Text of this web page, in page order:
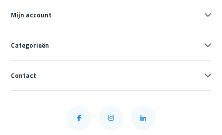
Mijn account
Categorieën
Contact